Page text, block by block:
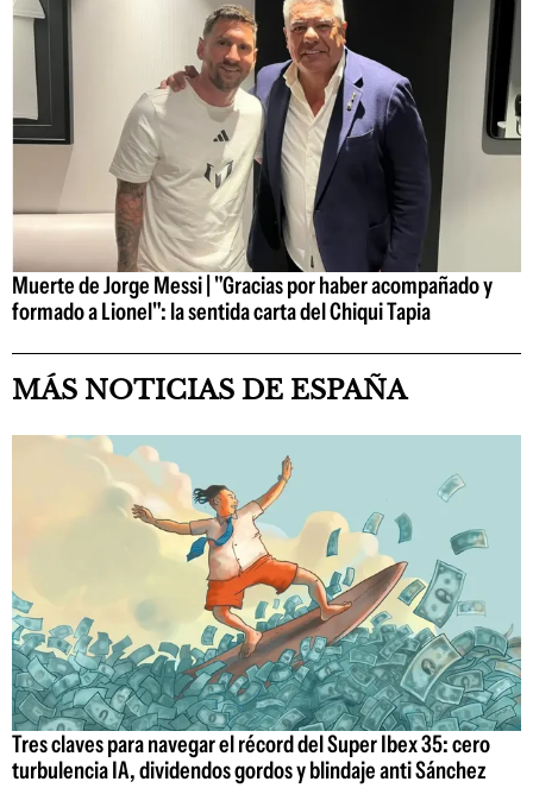
Muerte de Jorge Messi | "Gracias por haber acompañado y
formado a Lionel": la sentida carta del Chiqui Tapia
MÁS NOTICIAS DE ESPAÑA
Tres claves para navegar el récord del Super Ibex 35: cero
turbulencia IA, dividendos gordos y blindaje anti Sánchez